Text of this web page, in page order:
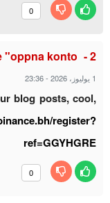
0
"oppna konto
1 يوليوز، 2026 -
23:36
blog posts, cool,
register?
ref=GGYHGRE
0